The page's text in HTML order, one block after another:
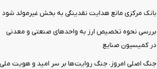
بانک مرکزی مانع هدایت نقدینگی به بخش غیرمولد شود
بررسی نحوه تخصیص ارز به واحدهای صنعتی و معدنی
در کمیسیون صنایع
جنگ اصلی امروز، جنگ روایت‌ها بر سر امید و هویت ملی